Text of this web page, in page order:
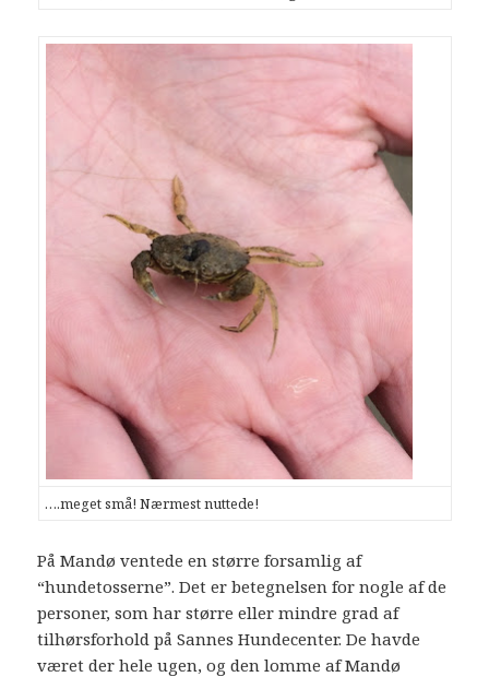
….meget små! Nærmest nuttede!
På Mandø ventede en større forsamlig af
“hundetosserne”. Det er betegnelsen for nogle af de
personer, som har større eller mindre grad af
tilhørsforhold på Sannes Hundecenter. De havde
været der hele ugen, og den lomme af Mandø